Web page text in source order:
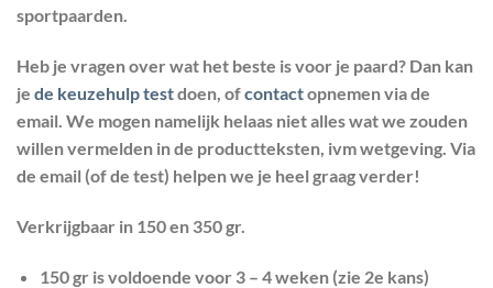
sportpaarden.
Heb je vragen over wat het beste is voor je paard? Dan kan
je de keuzehulp testdoen, ofcontactopnemen via de
email. We mogen namelijk helaas niet alles wat we zouden
willen vermelden in de productteksten, ivm wetgeving. Via
de email (of de test) helpen we je heel graag verder!
Verkrijgbaar in 150 en 350 gr.
150 gr is voldoende voor 3 – 4 weken (zie 2e kans)